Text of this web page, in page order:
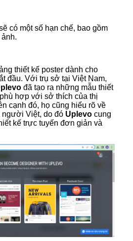
có một số hạn chế, bao gồm
thiết kế poster dành cho
đầu. Với trụ sở tại Việt Nam,
đã tạo ra những mẫu thiết
hợp với sở thích của thị
cạnh đó, họ cũng hiểu rõ về
người Việt, do đó Uplevocung
kế trực tuyến đơn giản và